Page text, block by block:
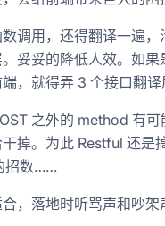
调用，还得翻译一遍，
妥妥的降低人效。如果
，就得弄 3 个接口翻译
之外的 method 有可
掉。为此 Restful 还是
招数……
，落地时听骂声和吵架